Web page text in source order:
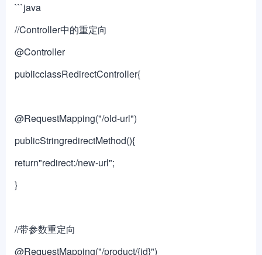
```java
//Controller中的重定向
@Controller
publicclassRedirectController{
@RequestMapping("/old-url")
publicStringredirectMethod(){
return"redirect:/new-url";
}
//带参数重定向
@RequestMapping("/product/{id}")